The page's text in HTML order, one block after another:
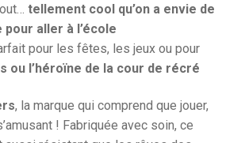
tellement cool qu’on a envie de
aller à l’école
pour les fêtes, les jeux ou pour
ou l’héroïne de la cour de récré
, la marque qui comprend que jouer,
! Fabriquée avec soin, ce